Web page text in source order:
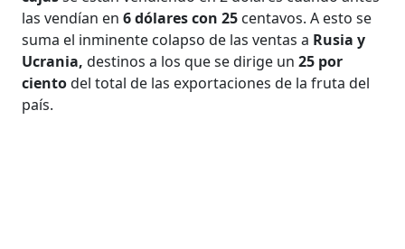
las vendían en 6 dólares con 25 centavos. A esto se
suma el inminente colapso de las ventas a Rusia y
Ucrania, destinos a los que se dirige un 25 por
cientodel total de las exportaciones de la fruta del
país.